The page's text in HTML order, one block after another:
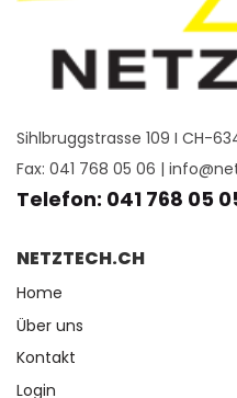
Sihlbruggstrasse 109 I CH-
Fax: 041 768 05 06 |
Telefon: 041 768 05
NETZTECH.CH
Home
Über uns
Kontakt
Login